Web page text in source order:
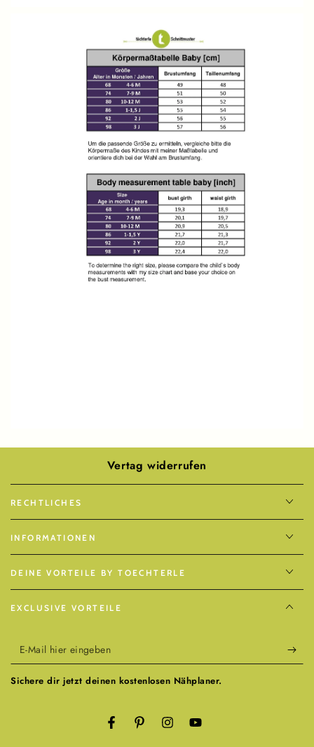
Vertag widerrufen
RECHTLICHES
INFORMATIONEN
DEINE VORTEILE BY TOECHTERLE
EXCLUSIVE VORTEILE
E-
Mail
hier
Sichere dir jetzt deinen kostenlosen Nähplaner.
FacebookPinterestInstagramYouTube